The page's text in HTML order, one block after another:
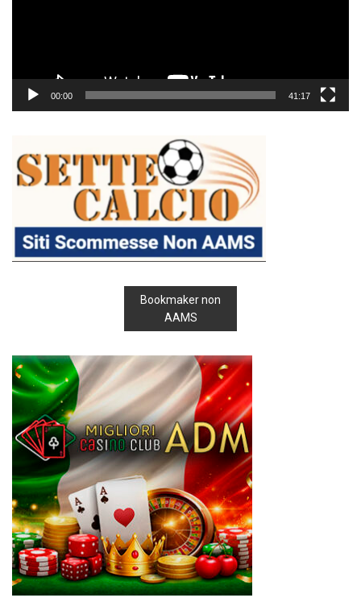
00:00 41:17
Bookmaker non
AAMS